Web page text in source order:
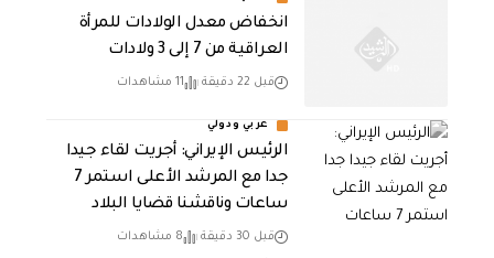
انخفاض معدل الولادات للمرأة
العراقية من 7 إلى 3 ولادات
قبل 22 دقيقة 11 مشاهدات
عربي ودولي
الرئيس الإيراني: أجريت لقاء جيدا
جدا مع المرشد الأعلى استمر 7
ساعات وناقشنا قضايا البلاد
قبل 30 دقيقة 8 مشاهدات